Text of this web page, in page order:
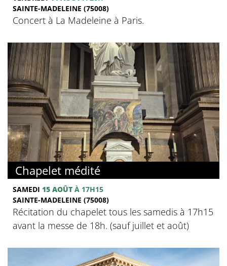
SAINTE-MADELEINE (75008)
Concert à La Madeleine à Paris.
Chapelet médité
SAMEDI 15 AOÛT À 17H15
SAINTE-MADELEINE (75008)
Récitation du chapelet tous les samedis à 17h15
avant la messe de 18h. (sauf juillet et août)